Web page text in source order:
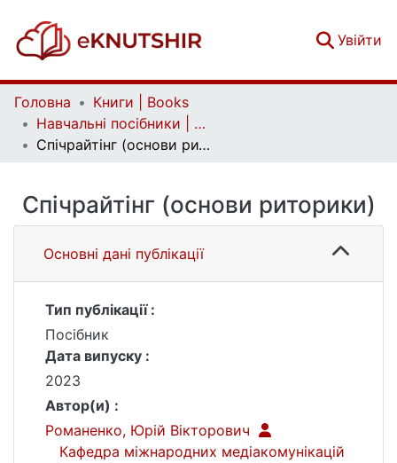
Увійти
Головна
Книги | Books
Навчальні посібники | Handbooks
Спічрайтінг (основи риторики)
Спічрайтінг (основи риторики)
Основні дані публікації
Тип публікації :
Посібник
Дата випуску :
2023
Автор(и) :
Романенко, Юрій Вікторович
Кафедра міжнародних медіакомунікацій